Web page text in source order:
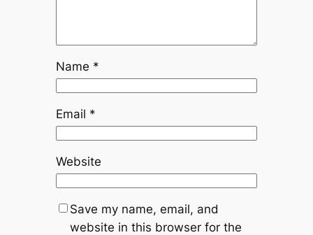
Name *
Email *
Website
Save my name, email, and
website in this browser for the